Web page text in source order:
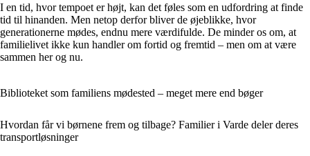
I en tid, hvor tempoet er højt, kan det føles som en udfordring at finde
tid til hinanden. Men netop derfor bliver de øjeblikke, hvor
generationerne mødes, endnu mere værdifulde. De minder os om, at
familielivet ikke kun handler om fortid og fremtid – men om at være
sammen her og nu.
Biblioteket som familiens mødested – meget mere end bøger
Hvordan får vi børnene frem og tilbage? Familier i Varde deler deres
transportløsninger